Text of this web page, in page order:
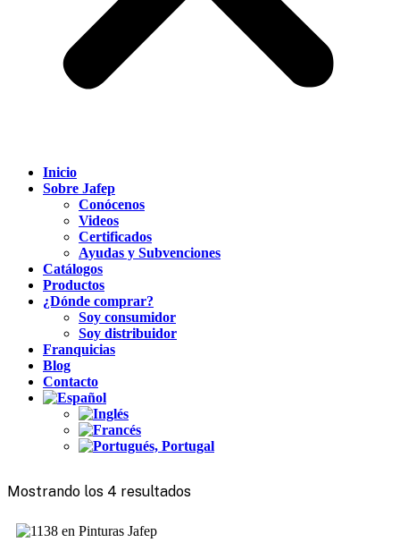
Inicio
Sobre Jafep
Conócenos
Videos
Certificados
Ayudas y Subvenciones
Catálogos
Productos
¿Dónde comprar?
Soy consumidor
Soy distribuidor
Franquicias
Blog
Contacto
Mostrando los 4 resultados